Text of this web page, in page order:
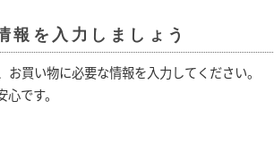
報を入力しましょう
買い物に必要な情報を入力してください。
です。